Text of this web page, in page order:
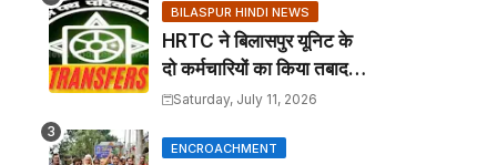
BILASPUR HINDI NEWS
HRTC ने बिलासपुर यूनिट के
दो कर्मचारियों का किया तबादला,
कार्यालय आदेश जारी
Saturday, July 11, 2026
ENCROACHMENT